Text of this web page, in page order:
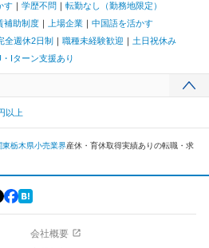
す 学歴不問
転勤なし（勤務地限定）
補助制度 上場企業
中国語を活かす
全週休2日制 職種未経験歓迎
土日祝休み
・Iターン支援あり
以上
東栃木県小売業界産休・育休取得実績ありの転職・求
会社概要